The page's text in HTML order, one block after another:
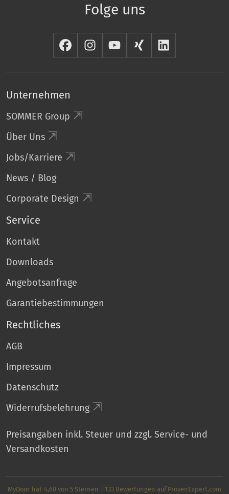
Folge uns
Unternehmen
SOMMER Group
Über Uns
Jobs/Karriere
News / Blog
Corporate Design
Service
Kontakt
Downloads
Angebotsanfrage
Garantiebestimmungen
Rechtliches
AGB
Impressum
Datenschutz
Widerrufsbelehrung
Preisangaben inkl. Steuer und zzgl. Service- und
Versandkosten
MyDoor hat 4,60 von 5 Sternen 133 Bewertungen auf ProvenExpert.com